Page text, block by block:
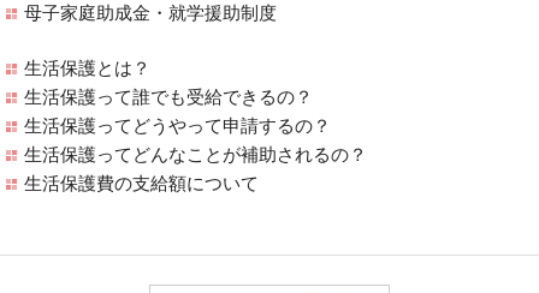
母子家庭助成金・就学援助制度
生活保護とは？
生活保護って誰でも受給できるの？
生活保護ってどうやって申請するの？
生活保護ってどんなことが補助されるの？
生活保護費の支給額について